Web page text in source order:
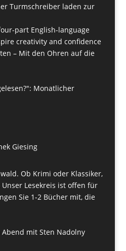
Turmschreiber laden zur
part English-language
creativity and confidence
– Mit den Ohren auf die
Monatlicher
Giesing
Ob Krimi oder Klassiker,
Lesekreis ist offen für
Sie 1-2 Bücher mit, die
mit Sten Nadolny